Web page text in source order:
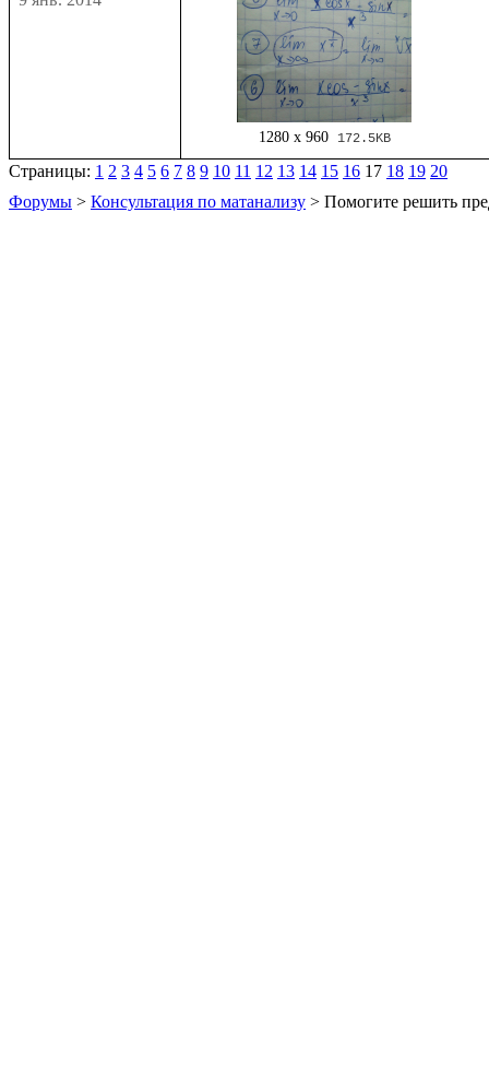
1280 x 960 172.5KB
Страницы: 1 2 3 4 5 6 7 8 9 10 11 12 13 14 15 16 17 18 19 20
Форумы > Консультация по матанализу > Помогите решить